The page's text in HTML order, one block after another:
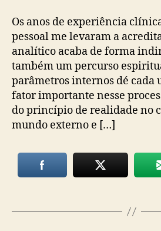
Os anos de experiência
pessoal me levaram a
analítico acaba de forma
também um percurso
parâmetros internos dé cada
fator importante nesse
do princípio de realidade no
mundo externo e […]